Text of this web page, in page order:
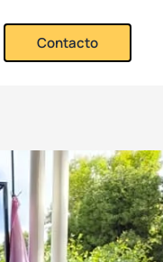
Contacto